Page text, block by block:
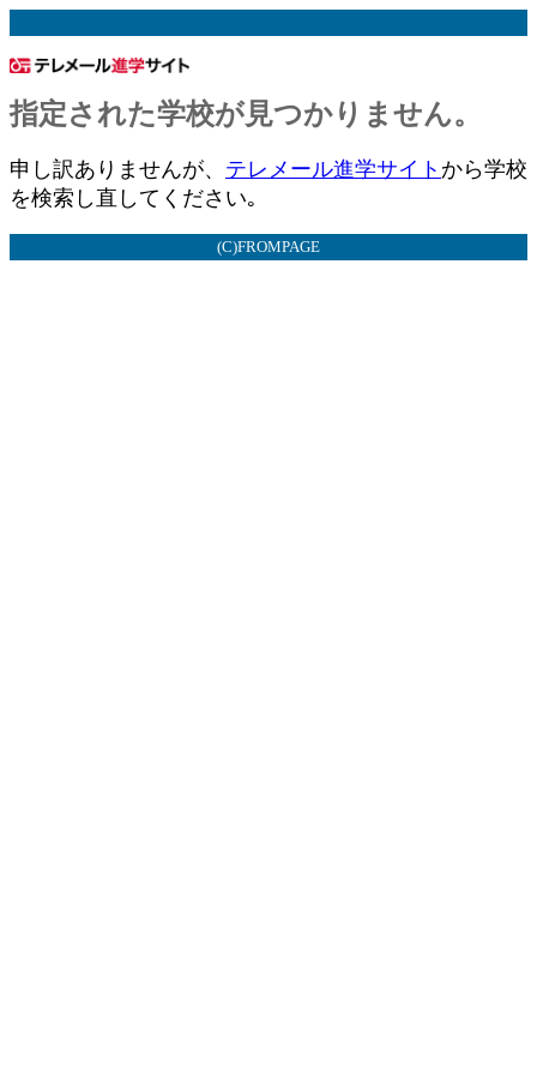
指定された学校が見つかりません。
申し訳ありませんが、 テレメール進学サイト から学校
を検索し直してください｡
(C)FROMPAGE